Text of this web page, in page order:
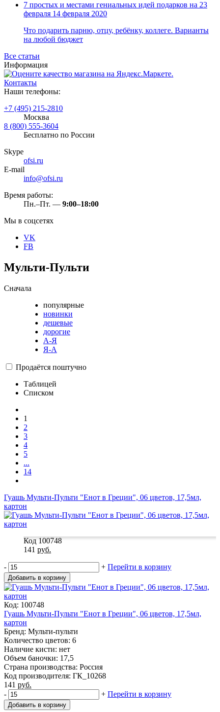
7 простых и местами гениальных идей подарков на 23
февраля 14 февраля 2020
Что подарить парню, отцу, ребёнку, коллеге. Варианты
на любой бюджет
Все статьи
Информация
Контакты
Наши телефоны:
+7 (495) 215-2810
Москва
8 (800) 555-3604
Бесплатно по России
Skype
ofsi.ru
E-mail
info@ofsi.ru
Время работы:
Пн.–Пт. — 9:00–18:00
Мы в соцсетях
VK
FB
Мульти-Пульти
Сначала
популярные
новинки
дешевые
дорогие
А-Я
Я-А
Продаётся поштучно
Таблицей
Списком
1
2
3
4
5
...
14
Гуашь Мульти-Пульти "Енот в Греции", 06 цветов, 17,5мл,
картон
Код 100748
141 руб.
- + Перейти в корзину
Добавить в корзину
Код: 100748
Гуашь Мульти-Пульти "Енот в Греции", 06 цветов, 17,5мл,
картон
Бренд: Мульти-пульти
Количество цветов: 6
Наличие кисти: нет
Объем баночки: 17,5
Страна производства: Россия
Код производителя: ГК_10268
141 руб.
-
+ Перейти в корзину
Добавить в корзину